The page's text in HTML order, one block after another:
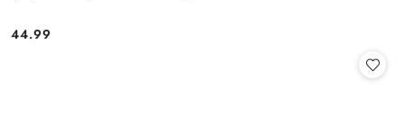
Cena:
44.99